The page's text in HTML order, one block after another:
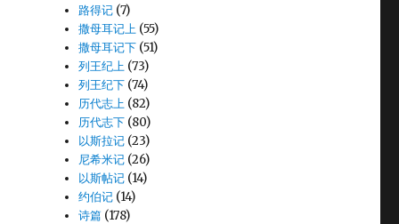
路得记 (7)
撒母耳记上 (55)
撒母耳记下 (51)
列王纪上 (73)
列王纪下 (74)
历代志上 (82)
历代志下 (80)
以斯拉记 (23)
尼希米记 (26)
以斯帖记 (14)
约伯记 (14)
诗篇 (178)